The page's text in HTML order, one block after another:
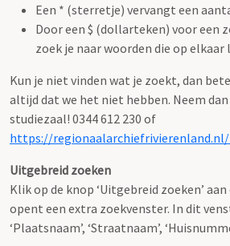
Een * (sterretje) vervangt een
Door een $ (dollarteken) voor een
zoek je naar woorden die op elkaar
Kun je niet vinden wat je zoekt, dan
altijd dat we het niet hebben. Neem
studiezaal! 0344 612 230 of
https://
Uitgebreid zoeken
Klik op de knop ‘Uitgebreid zoeken’
opent een extra zoekvenster. In dit
‘Plaatsnaam’, ‘Straatnaam’,